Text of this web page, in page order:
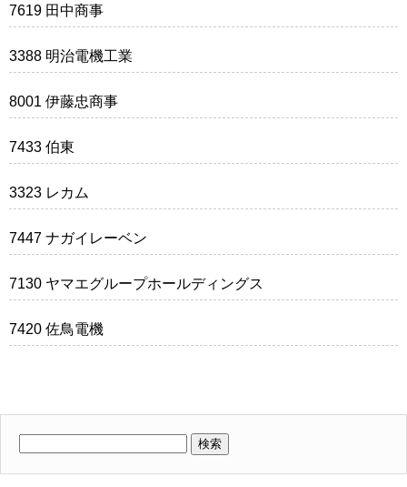
7619 田中商事
3388 明治電機工業
8001 伊藤忠商事
7433 伯東
3323 レカム
7447 ナガイレーベン
7130 ヤマエグループホールディングス
7420 佐鳥電機